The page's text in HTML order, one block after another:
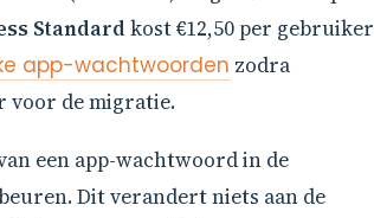
Standard kost €12,50 per gebruiker
app-wachtwoorden zodra
voor de migratie.
een app-wachtwoord in de
Dit verandert niets aan de